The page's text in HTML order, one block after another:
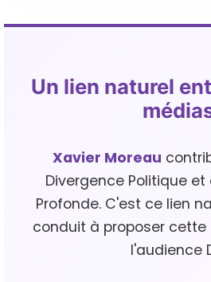
Un lien naturel
Xavier Moreau
Divergence Politique
Profonde. C'est ce lien
conduit à proposer cette
l'audience